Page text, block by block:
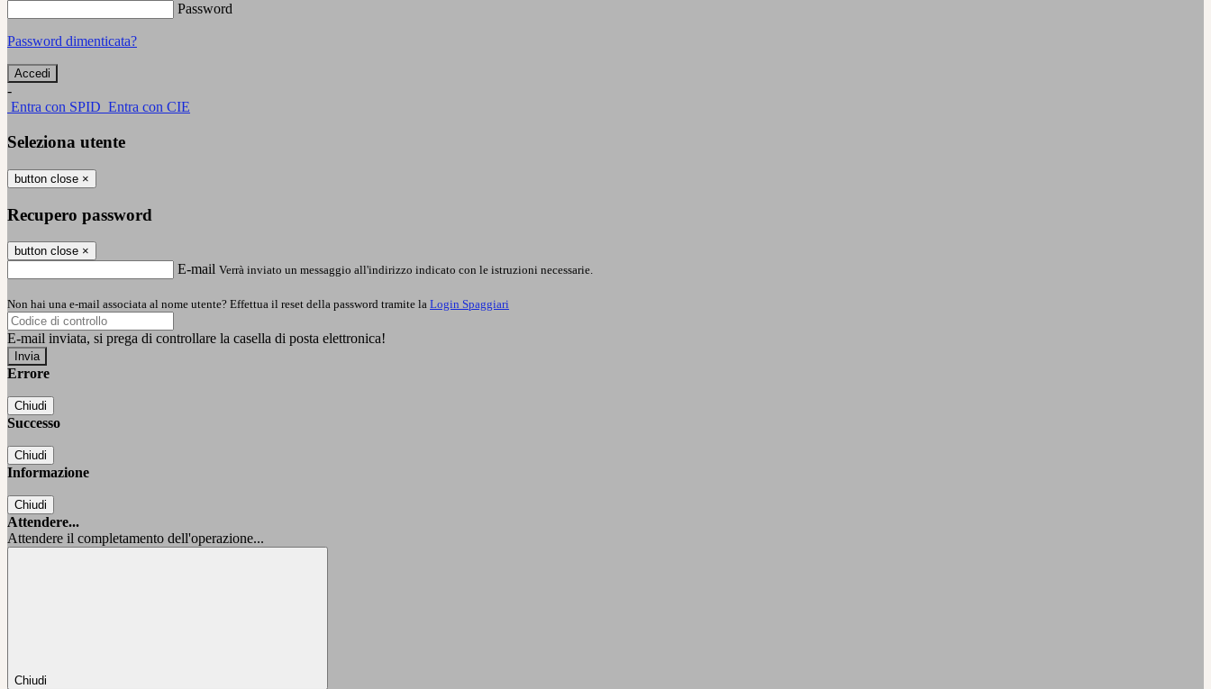
Password
Password dimenticata?
-
Entra con SPID Entra con CIE
Seleziona utente
button close ×
Recupero password
button close ×
E-mail Verrà inviato un messaggio all'indirizzo indicato con le istruzioni necessarie.
Non hai una e-mail associata al nome utente? Effettua il reset della password tramite la Login Spaggiari
E-mail inviata, si prega di controllare la casella di posta elettronica!
Errore
Chiudi
Successo
Chiudi
Informazione
Chiudi
Attendere...
Attendere il completamento dell'operazione...
Chiudi